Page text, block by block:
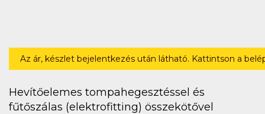
Az ár, készlet bejelentkezés után látható. Kattintson a
Hevítőelemes tompahegesztéssel és
fűtőszálas (elektrofitting) összekötővel